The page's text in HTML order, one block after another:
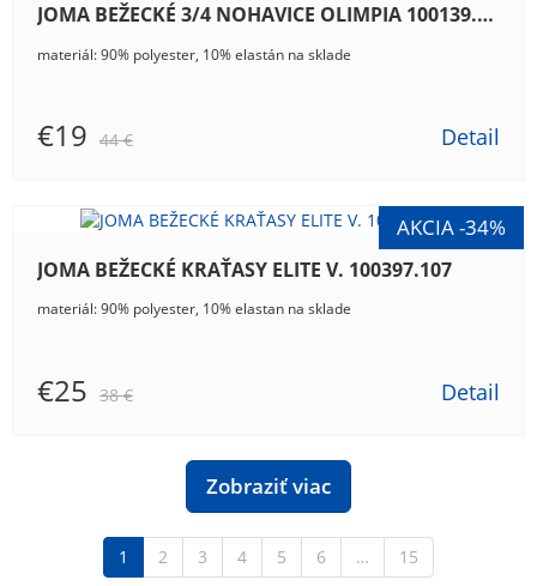
JOMA BEŽECKÉ 3/4 NOHAVICE OLIMPIA 100139.100
materiál: 90% polyester, 10% elastán na sklade
€19 44 € Detail
JOMA BEŽECKÉ KRAŤASY ELITE V. 100397.107
materiál: 90% polyester, 10% elastan na sklade
€25 38 € Detail
Zobraziť viac
1 2 3 4 5 6 … 15